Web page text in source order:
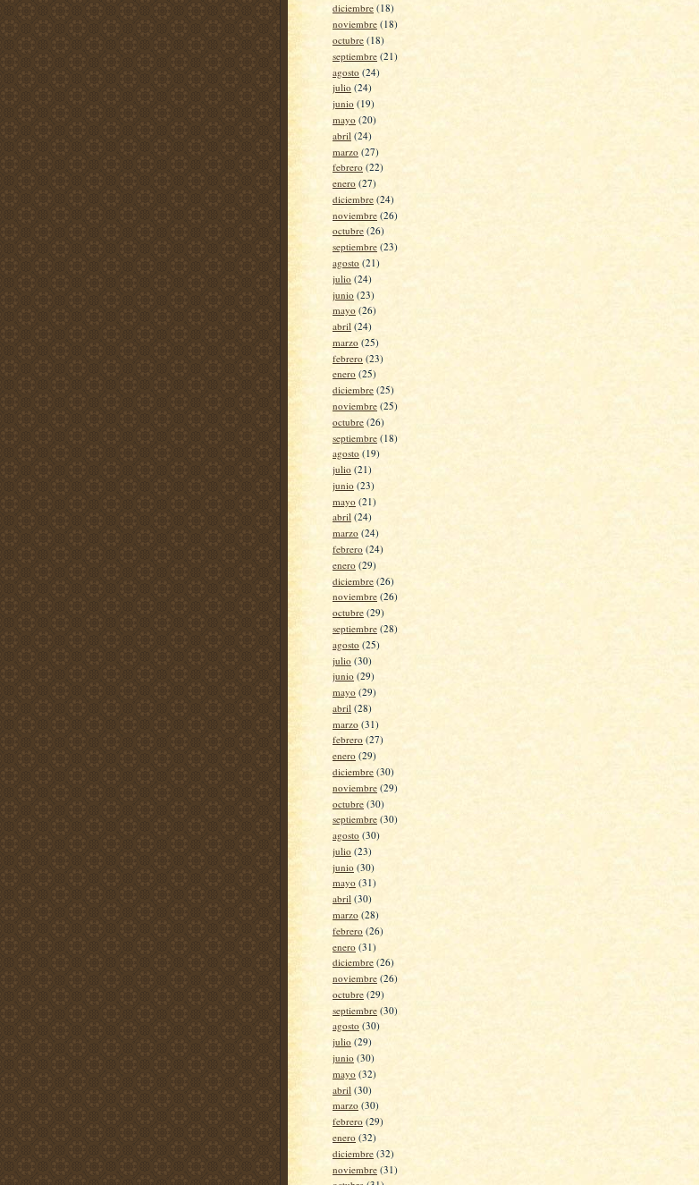
diciembre (18)
noviembre (18)
octubre (18)
septiembre (21)
agosto (24)
julio (24)
junio (19)
mayo (20)
abril (24)
marzo (27)
febrero (22)
enero (27)
diciembre (24)
noviembre (26)
octubre (26)
septiembre (23)
agosto (21)
julio (24)
junio (23)
mayo (26)
abril (24)
marzo (25)
febrero (23)
enero (25)
diciembre (25)
noviembre (25)
octubre (26)
septiembre (18)
agosto (19)
julio (21)
junio (23)
mayo (21)
abril (24)
marzo (24)
febrero (24)
enero (29)
diciembre (26)
noviembre (26)
octubre (29)
septiembre (28)
agosto (25)
julio (30)
junio (29)
mayo (29)
abril (28)
marzo (31)
febrero (27)
enero (29)
diciembre (30)
noviembre (29)
octubre (30)
septiembre (30)
agosto (30)
julio (23)
junio (30)
mayo (31)
abril (30)
marzo (28)
febrero (26)
enero (31)
diciembre (26)
noviembre (26)
octubre (29)
septiembre (30)
agosto (30)
julio (29)
junio (30)
mayo (32)
abril (30)
marzo (30)
febrero (29)
enero (32)
diciembre (32)
noviembre (31)